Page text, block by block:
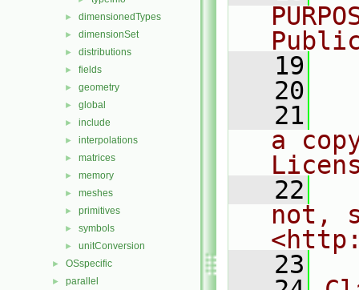
► dimensionedTypes
► dimensionSet
► distributions
► fields
► geometry
► global
► include
► interpolations
► matrices
► memory
► meshes
► primitives
► symbols
► unitConversion
► OSspecific
► parallel
   19
   20
   21
a
   22
not,
   23